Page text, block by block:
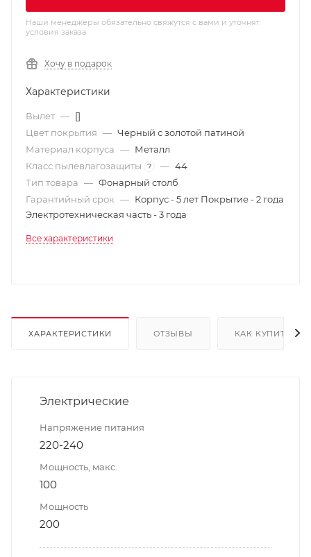
Наши менеджеры обязательно свяжутся с вами и уточнят
условия заказа
Хочу в подарок
Характеристики
Вылет — []
Цвет покрытия — Черный с золотой патиной
Материал корпуса — Металл
Класс пылевлагозащиты
? — 44
Тип товара — Фонарный столб
Гарантийный срок — Корпус - 5 лет Покрытие - 2 года
Электротехническая часть - 3 года
Все характеристики
ХАРАКТЕРИСТИКИ ОТЗЫВЫ КАК КУПИТЬ
Электрические
Напряжение питания
220-240
Мощность, макс.
100
Мощность
200